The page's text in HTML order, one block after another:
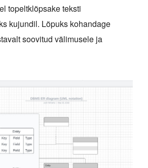
topeltklõpsake teksti
kujundil. Lõpuks kohandage
soovitud välimusele ja